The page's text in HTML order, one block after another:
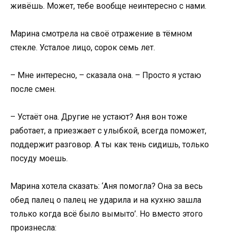
живёшь. Может, тебе вообще неинтересно с нами.
Марина смотрела на своё отражение в тёмном
стекле. Усталое лицо, сорок семь лет.
– Мне интересно, – сказала она. – Просто я устаю
после смен.
– Устаёт она. Другие не устают? Аня вон тоже
работает, а приезжает с улыбкой, всегда поможет,
поддержит разговор. А ты как тень сидишь, только
посуду моешь.
Марина хотела сказать: ‘Аня помогла? Она за весь
обед палец о палец не ударила и на кухню зашла
только когда всё было вымыто’. Но вместо этого
произнесла: